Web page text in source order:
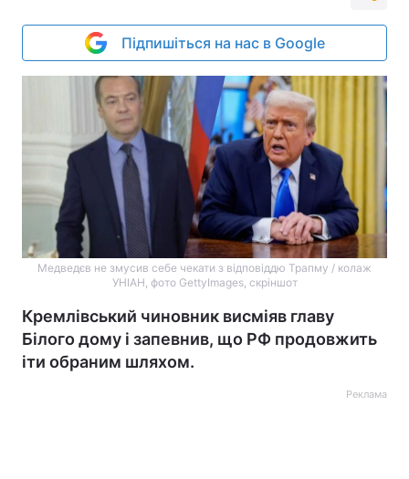
Підпишіться на нас в Google
Медведєв не змусив себе чекати з відповіддю Трапму / колаж
УНІАН, фото GettyImages, скріншот
Кремлівський чиновник висміяв главу
Білого дому і запевнив, що РФ продовжить
іти обраним шляхом.
Реклама